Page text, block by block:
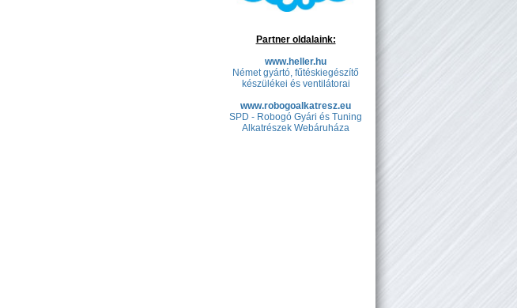
Partner oldalaink:
www.heller.hu
Német gyártó, fűtéskiegészítő
készülékei és ventilátorai
www.robogoalkatresz.eu
SPD - Robogó Gyári és Tuning
Alkatrészek Webáruháza